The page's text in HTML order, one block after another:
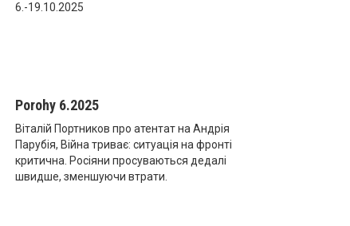
6.-19.10.2025
Porohy 6.2025
Віталій Портников про атентат на Андрія
Парубія, Війна триває: ситуація на фронті
критична. Росіяни просуваються дедалі
швидше, зменшуючи втрати.